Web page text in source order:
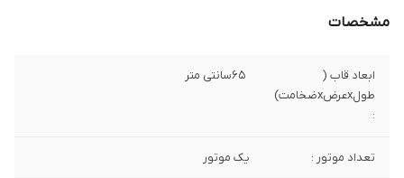
مشخصات
ابعاد قاب (
طولxعرضxضخامت)
:
65سانتی متر
تعداد موتور : یک موتور